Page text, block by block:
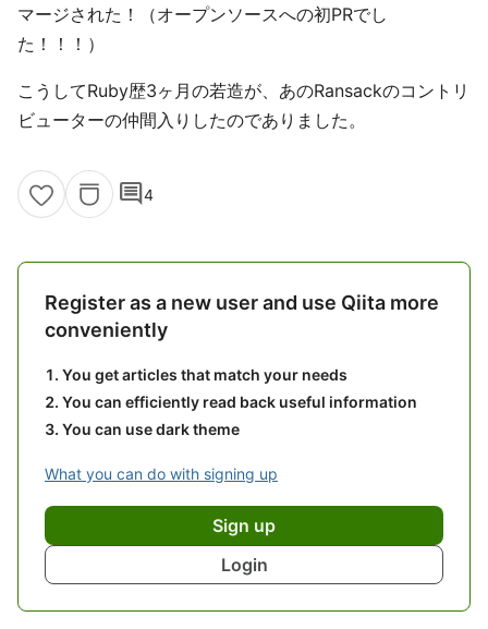
マージされた！（オープンソースへの初PRでし
た！！！）
こうしてRuby歴3ヶ月の若造が、あのRansackのコントリ
ビューターの仲間入りしたのでありました。
comment4
Register as a new user and use Qiita more
conveniently
You get articles that match your needs
You can efficiently read back useful information
You can use dark theme
What you can do with signing up
Sign up
Login